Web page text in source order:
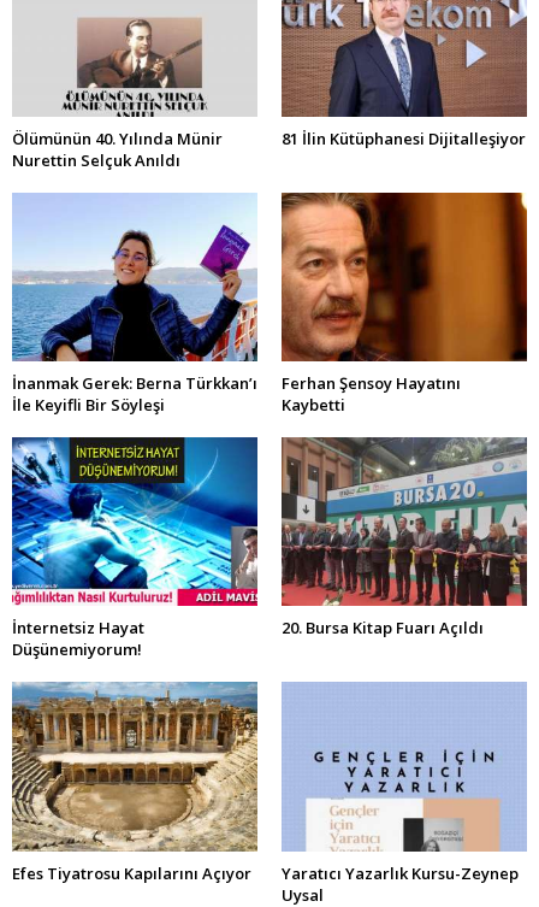
Ölümünün 40. Yılında Münir
Nurettin Selçuk Anıldı
81 İlin Kütüphanesi Dijitalleşiyor
İnanmak Gerek: Berna Türkkan’ı
İle Keyifli Bir Söyleşi
Ferhan Şensoy Hayatını
Kaybetti
İnternetsiz Hayat
Düşünemiyorum!
20. Bursa Kitap Fuarı Açıldı
Efes Tiyatrosu Kapılarını Açıyor
Yaratıcı Yazarlık Kursu-Zeynep
Uysal